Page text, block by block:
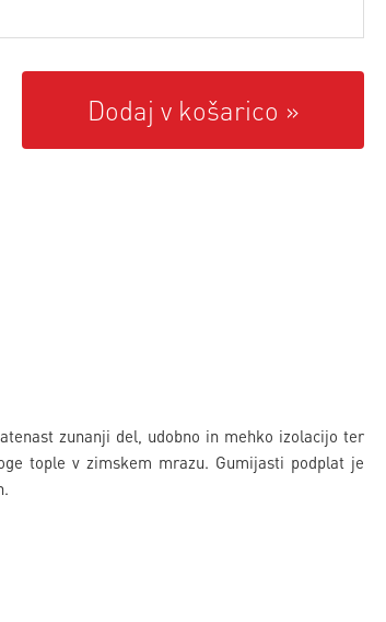
Dodaj v košarico
zunanji del, udobno in mehko izolacijo ter
tople v zimskem mrazu. Gumijasti podplat je